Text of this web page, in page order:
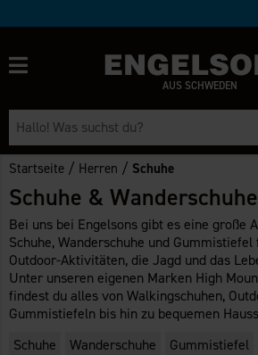
AUS SCHWEDEN
Startseite / Herren / Schuhe
Schuhe &
Bei uns bei Engelsons gibt es eine große
Schuhe, Wanderschuhe und
Outdoor-Aktivitäten, die Jagd und das
Unter unseren eigenen Marken High
findest du alles von Walkingschuhen,
Gummistiefeln bis hin zu bequemen
Schuhe
Wanderschuhe Gummistiefel